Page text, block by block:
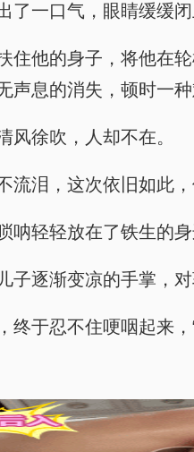
了一口气，眼睛缓缓闭
住他的身子，将他在
声息的消失，顿时一
风徐吹，人却不在。
流泪，这次依旧如此
呐轻轻放在了铁生的
子逐渐变凉的手掌，
终于忍不住哽咽起来